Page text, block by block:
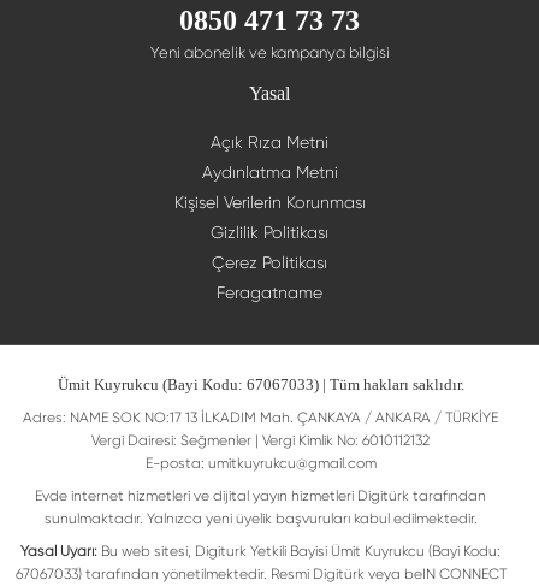
0850 471 73 73
Yeni abonelik ve kampanya bilgisi
Yasal
Açık Rıza Metni
Aydınlatma Metni
Kişisel Verilerin Korunması
Gizlilik Politikası
Çerez Politikası
Feragatname
Ümit Kuyrukcu (Bayi Kodu: 67067033) | Tüm hakları saklıdır.
Adres: NAME SOK NO:17 13 İLKADIM Mah. ÇANKAYA / ANKARA / TÜRKİYE
Vergi Dairesi: Seğmenler | Vergi Kimlik No: 6010112132
E-posta: umitkuyrukcu@gmail.com
Evde internet hizmetleri ve dijital yayın hizmetleri Digitürk tarafından
sunulmaktadır. Yalnızca yeni üyelik başvuruları kabul edilmektedir.
Yasal Uyarı: Bu web sitesi, Digiturk Yetkili Bayisi Ümit Kuyrukcu (Bayi Kodu:
67067033) tarafından yönetilmektedir. Resmi Digitürk veya beIN CONNECT